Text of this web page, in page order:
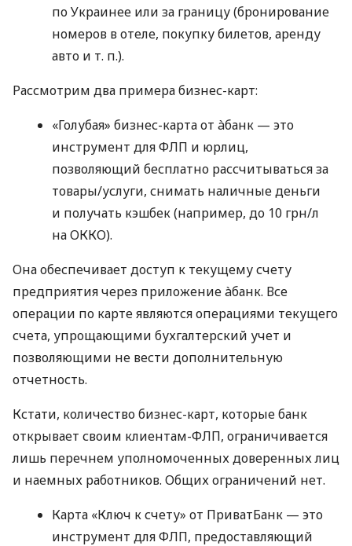
по Украинее или за границу (бронирование
номеров в отеле, покупку билетов, аренду
авто и т. п.).
Рассмотрим два примера бизнес-карт:
«Голубая» бизнес-карта от àбанк — это
инструмент для ФЛП и юрлиц,
позволяющий бесплатно рассчитываться за
товары/услуги, снимать наличные деньги
и получать кэшбек (например, до 10 грн/л
на ОККО).
Она обеспечивает доступ к текущему счету
предприятия через приложение àбанк. Все
операции по карте являются операциями текущего
счета, упрощающими бухгалтерский учет и
позволяющими не вести дополнительную
отчетность.
Кстати, количество бизнес-карт, которые банк
открывает своим клиентам-ФЛП, ограничивается
лишь перечнем уполномоченных доверенных лиц
и наемных работников. Общих ограничений нет.
Карта «Ключ к счету» от ПриватБанк — это
инструмент для ФЛП, предоставляющий